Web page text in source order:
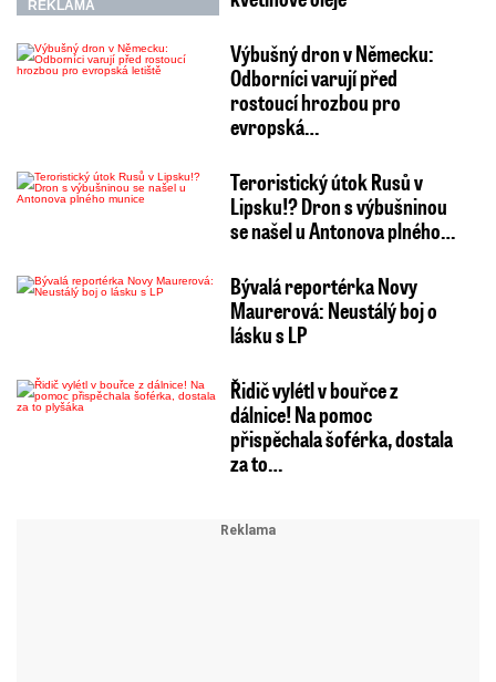
REKLAMA
Výbušný dron v Německu:
Odborníci varují před
rostoucí hrozbou pro
evropská…
Teroristický útok Rusů v
Lipsku!? Dron s výbušninou
se našel u Antonova plného…
Bývalá reportérka Novy
Maurerová: Neustálý boj o
lásku s LP
Řidič vylétl v bouřce z
dálnice! Na pomoc
přispěchala šoférka, dostala
za to…